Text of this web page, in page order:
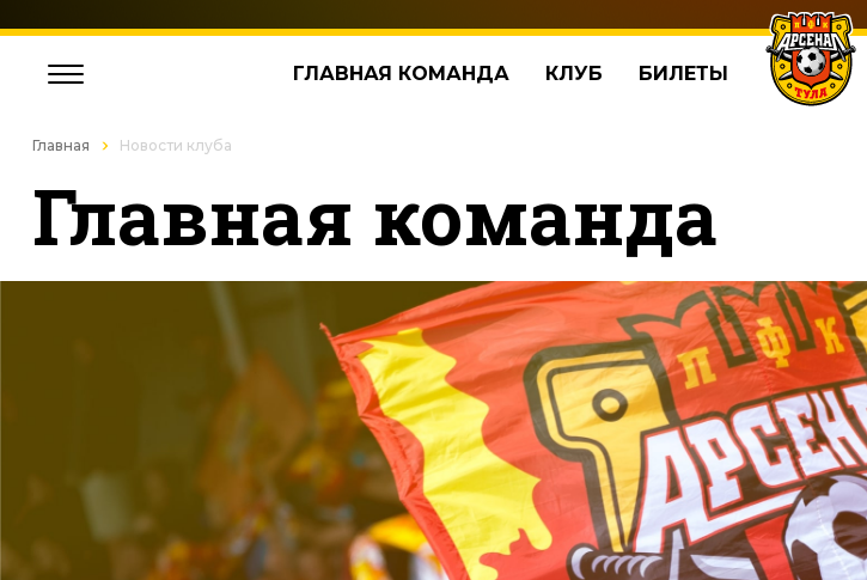
ГЛАВНАЯ КОМАНДА КЛУБ БИЛЕТЫ
Главная Новости клуба
Главная команда